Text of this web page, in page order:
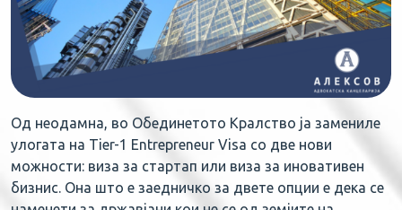
Од неодамна, во Обединетото Кралство ја замениле
улогата на Tier-1 Entrepreneur Visa со две нови
можности: виза за стартап или виза за иновативен
бизнис. Она што е заедничко за двете опции е дека се